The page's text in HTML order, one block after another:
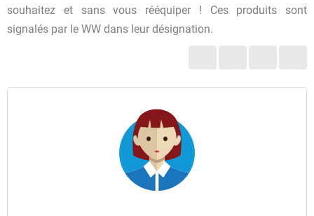
souhaitez et sans vous rééquiper ! Ces produits sont
signalés par le WW dans leur désignation.